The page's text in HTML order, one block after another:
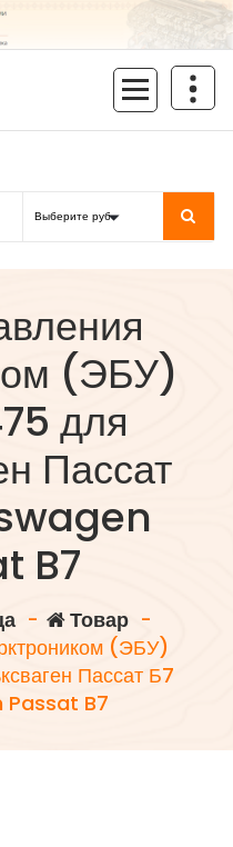
(ЭБУ)
для
Пассат
B7
- Товар-
(ЭБУ)
Пассат Б7
B7